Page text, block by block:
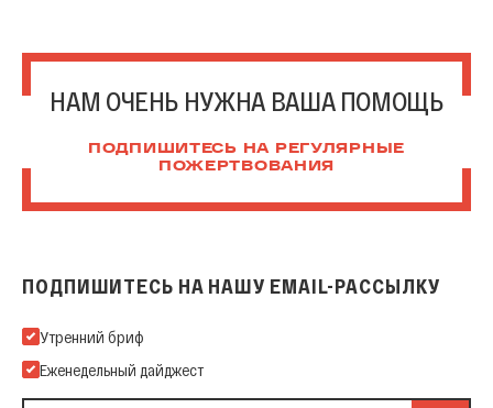
НАМ ОЧЕНЬ НУЖНА ВАША ПОМОЩЬ
ПОДПИШИТЕСЬ НА РЕГУЛЯРНЫЕ
ПОЖЕРТВОВАНИЯ
ПОДПИШИТЕСЬ НА НАШУ EMAIL-РАССЫЛКУ
Подпишитесь на нашу Email-рассылку
Утренний бриф
Еженедельный дайджест